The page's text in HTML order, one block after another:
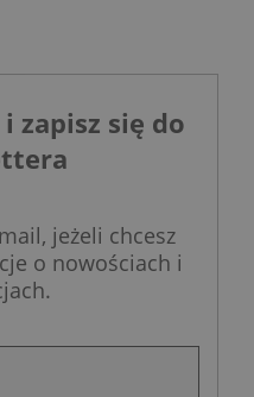
zapisz się do
jeżeli chcesz
o nowościach i